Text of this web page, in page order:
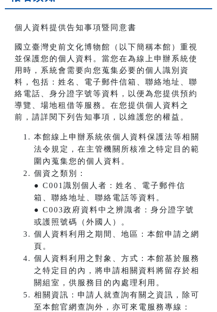
個人資料提供告知事項暨同意書
國立臺灣史前文化博物館（以下簡稱本館）重視
並保護您的個人資料。當您在為線上申辦系統使
用時，系統會需要向您蒐集必要的個人識別資
料，包括：姓名、電子郵件信箱、聯絡地址、聯
絡電話、身分證字號等資料，以便為您提供預約
導覽、場地租借等服務。在您提供個人資料之
前，請詳閱下列告知事項，以維護您的權益。
本館線上申辦系統依個人資料保護法等相關
法令規定，在主管機關所核准之特定目的範
圍內蒐集您的個人資料。
個資之類別：
● C001識別個人者：姓名、電子郵件信
箱、聯絡地址、聯絡電話等資料。
● C003政府資料中之辨識者：身分證字號
或護照號碼（外國人）。
個人資料利用之期間、地區：本館申請之網
頁。
個人資料利用之對象、方式：本館基於服務
之特定目的內，將申請相關資料將留存於相
關組室，供服務目的內處理利用。
相關資訊：申請人就查詢有關之資訊，除可
至本館官網查詢外，亦可來電服務專線：